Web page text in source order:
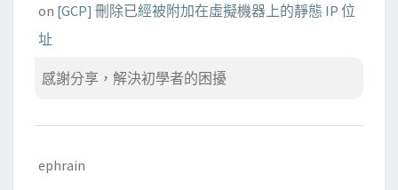
on [GCP] 刪除已經被附加在虛擬機器上的靜態 IP 位
址
感謝分享，解決初學者的困擾
ephrain